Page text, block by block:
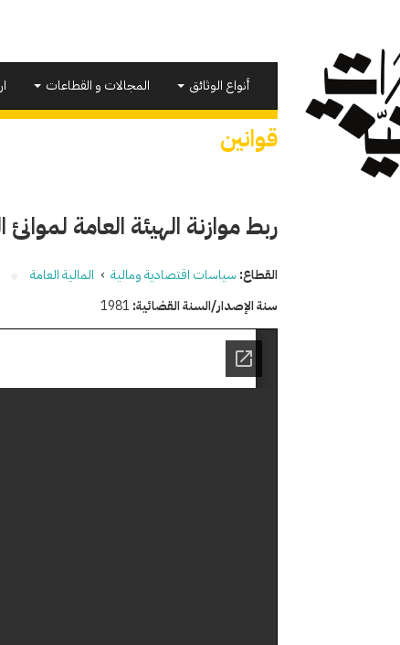
أنواع الوثائق المجالات و القطاعات
قوانين
ربط موازنة الهيئة العامة لموانئ
القطاع: سياسات اقتصادية ومالية › المالية العامة
سنة الإصدار/السنة القضائية: 1981